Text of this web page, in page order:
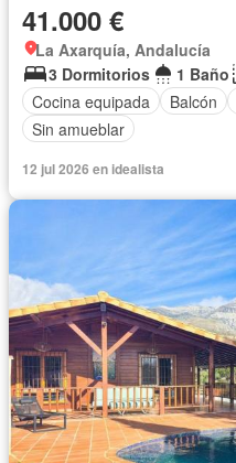
41.000 €
La Axarquía, Andalucía
3 Dormitorios
1 Baño
Cocina equipada
Balcón
Sin amueblar
12 jul 2026 en idealista